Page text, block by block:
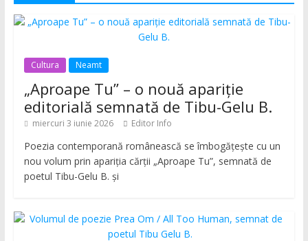
Cultura Neamt
„Aproape Tu” – o nouă apariție
editorială semnată de Tibu-Gelu B.
miercuri 3 iunie 2026 Editor Info
Poezia contemporană românească se îmbogățește cu un
nou volum prin apariția cărții „Aproape Tu”, semnată de
poetul Tibu-Gelu B. și